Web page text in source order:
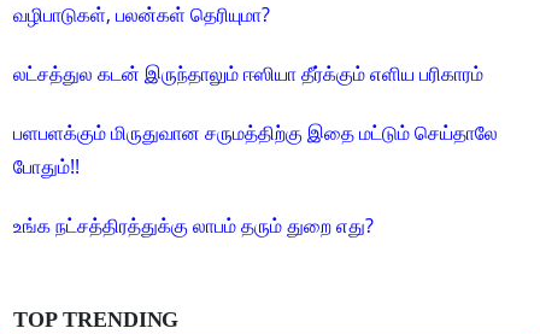
வழிபாடுகள், பலன்கள் தெரியுமா?
லட்சத்துல கடன் இருந்தாலும் ஈஸியா தீர்க்கும் எளிய பரிகாரம்
பளபளக்கும் மிருதுவான சருமத்திற்கு இதை மட்டும் செய்தாலே
போதும்!!
உங்க நட்சத்திரத்துக்கு லாபம் தரும் துறை எது?
TOP TRENDING